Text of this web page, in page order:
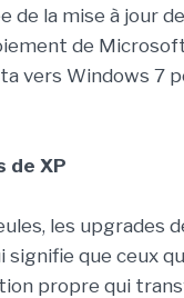
de la mise à jour
de
vers Windows 7
de XP
les upgrades
que ceux
propre qui